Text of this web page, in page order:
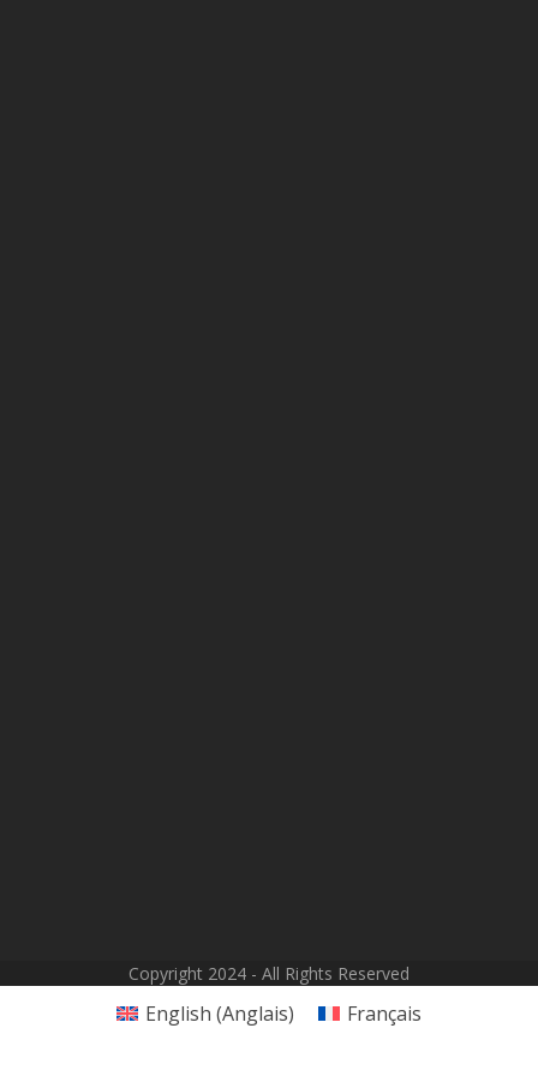
Copyright 2024 - All Rights Reserved
English (Anglais) Français